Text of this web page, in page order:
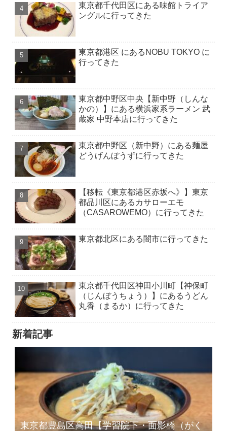
東京都千代田区にある味館トライア
ングルに行ってきた
東京都港区 にあるNOBU TOKYO に
行ってきた
東京都中野区中央【新中野（しんな
かの）】にある横浜家系ラーメン 武
蔵家 中野本店に行ってきた
東京都中野区（新中野）にある麺屋
どうげんぼうずに行ってきた
【移転《東京都港区赤坂へ》】東京
都品川区にあるカサローエモ
（CASAROWEMO）に行ってきた
東京都北区にある闇市に行ってきた
東京都千代田区神田小川町【神保町
（じんぼうちょう）】にあるうどん
丸香（まるか）に行ってきた
新着記事
東京都豊島区高田【学習院下・面影橋（がく